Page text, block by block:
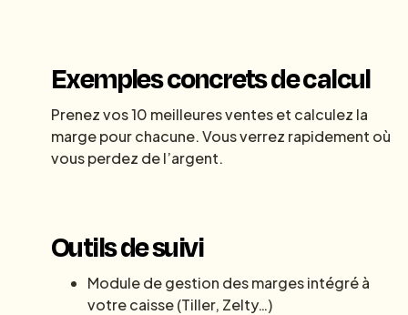
Exemples concrets de calcul
Prenez vos 10 meilleures ventes et calculez la
marge pour chacune. Vous verrez rapidement où
vous perdez de l’argent.
Outils de suivi
Module de gestion des marges intégré à
votre caisse (Tiller, Zelty…)